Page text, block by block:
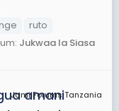
ruto
Jukwaa la Siasa
JamiiForums Tanzania
amani